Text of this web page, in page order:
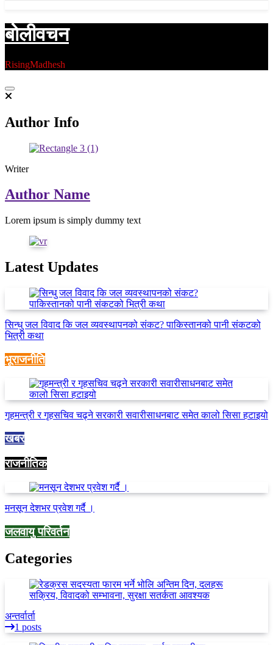
बाेलीवचन
RisingMadhesh
Author Info
Writer
Author Name
Lorem ipsum is simply dummy text
Latest Updates
सिन्धु जल विवाद कि जल व्यवस्थापनको संकट? पाकिस्तानको पानी संकटको
भित्री कथा
भूराजनीति
गृहमन्त्री र गृहसचिव चढ्ने सरकारी सवारीसाधनबाट समेत कालो सिसा हटाइयो
खबर
राजनीतिक
मनसून देशभर प्रवेश गर्दै ।
जलवायु परिवर्तन
Categories
अन्तर्वार्ता
1 posts